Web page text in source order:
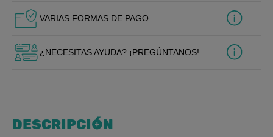
VARIAS FORMAS DE PAGO
¿NECESITAS AYUDA? ¡PREGÚNTANOS!
DESCRIPCIÓN